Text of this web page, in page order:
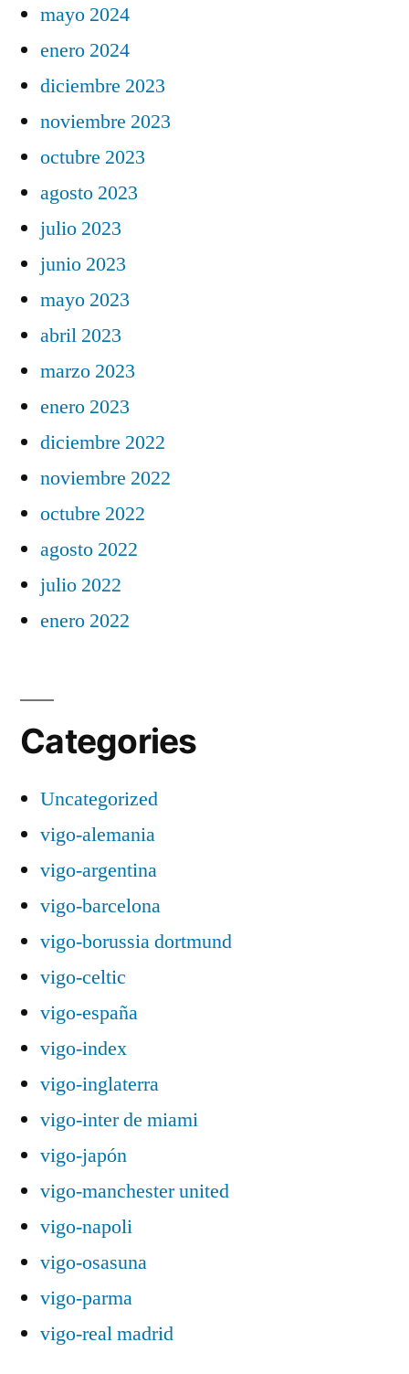
mayo 2024
enero 2024
diciembre 2023
noviembre 2023
octubre 2023
agosto 2023
julio 2023
junio 2023
mayo 2023
abril 2023
marzo 2023
enero 2023
diciembre 2022
noviembre 2022
octubre 2022
agosto 2022
julio 2022
enero 2022
Categories
Uncategorized
vigo-alemania
vigo-argentina
vigo-barcelona
vigo-borussia dortmund
vigo-celtic
vigo-españa
vigo-index
vigo-inglaterra
vigo-inter de miami
vigo-japón
vigo-manchester united
vigo-napoli
vigo-osasuna
vigo-parma
vigo-real madrid